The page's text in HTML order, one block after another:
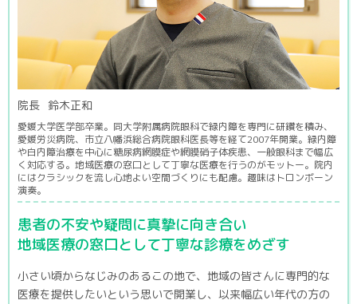
院長 鈴木正和
愛媛大学医学部卒業。同大学附属病院眼科で緑内障を専門に研鑽を積み、
愛媛労災病院、市立八幡浜総合病院眼科医長等を経て2007年開業。緑内障
や白内障治療を中心に糖尿病網膜症や網膜硝子体疾患、一般眼科まで幅広
く対応する。地域医療の窓口として丁寧な医療を行うのがモットー。院内
にはクラシックを流し心地よい空間づくりにも配慮。趣味はトロンボーン
演奏。
患者の不安や疑問に真摯に向き合い
地域医療の窓口として丁寧な診療をめざす
小さい頃からなじみのあるこの地で、地域の皆さんに専門的な
医療を提供したいという思いで開業し、以来幅広い年代の方の